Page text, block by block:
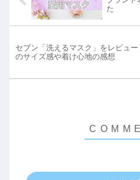
た
セブン「洗えるマスク」をレビュー
のサイズ感や着け心地の感想